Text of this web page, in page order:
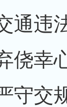
通违
侥幸
守交